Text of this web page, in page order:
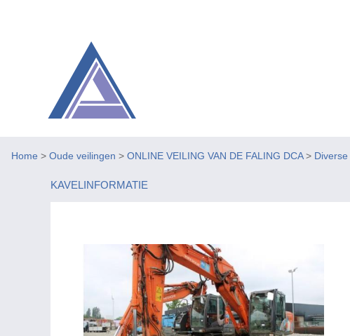
Home > Oude veilingen > ONLINE VEILING VAN DE FALING DCA> Diverse
KAVELINFORMATIE